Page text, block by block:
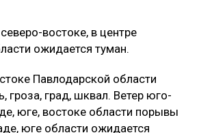
востоке, в центре
ожидается туман.
Павлодарской области
град, шквал. Ветер юго-
юге, востоке области порывы
юге области ожидается